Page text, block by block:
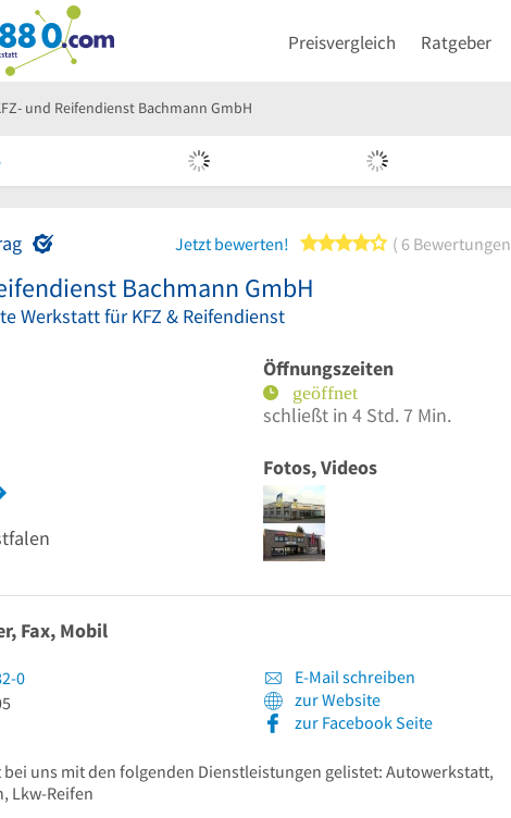
Preisvergleich Ratgeber
und Reifendienst Bachmann GmbH
Jetzt bewerten! 4 von 5 Sternen
6 Bewertungen
Bachmann GmbH
Werkstatt für KFZ & Reifendienst
Öffnungszeiten
schließt in 4 Std. 7 Min.
Fotos, Videos
Fax, Mobil
0
E-Mail schreiben
zur Website
zur Facebook Seite
bei uns mit den folgenden Dienstleistungen gelistet: Autowerkstatt,
Lkw-Reifen